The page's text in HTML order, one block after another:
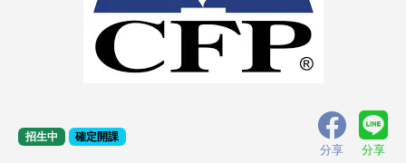
招生中 確定開課
分享 分享